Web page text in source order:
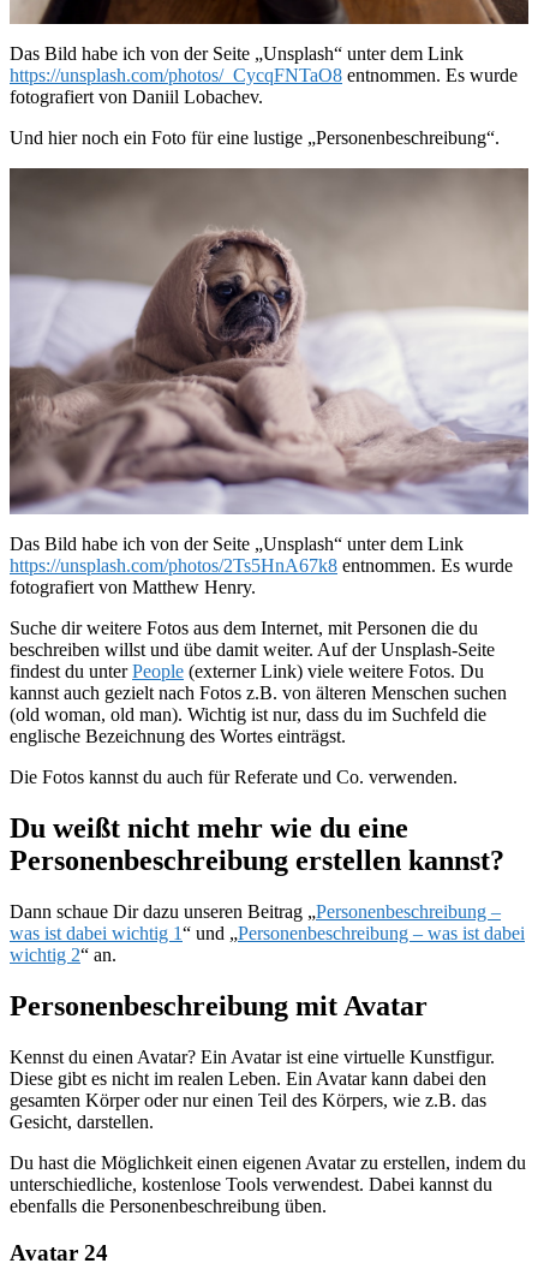
Das Bild habe ich von der Seite „Unsplash“ unter dem Link
https://unsplash.com/photos/_CycqFNTaO8 entnommen. Es wurde
fotografiert von Daniil Lobachev.
Und hier noch ein Foto für eine lustige „Personenbeschreibung“.
Das Bild habe ich von der Seite „Unsplash“ unter dem Link
https://unsplash.com/photos/2Ts5HnA67k8 entnommen. Es wurde
fotografiert von Matthew Henry.
Suche dir weitere Fotos aus dem Internet, mit Personen die du
beschreiben willst und übe damit weiter. Auf der Unsplash-Seite
findest du unterPeople (externer Link) viele weitere Fotos. Du
kannst auch gezielt nach Fotos z.B. von älteren Menschen suchen
(old woman, old man). Wichtig ist nur, dass du im Suchfeld die
englische Bezeichnung des Wortes einträgst.
Die Fotos kannst du auch für Referate und Co. verwenden.
Du weißt nicht mehr wie du eine
Personenbeschreibung erstellen kannst?
Dann schaue Dir dazu unseren Beitrag „Personenbeschreibung –
was ist dabei wichtig 1“ und „Personenbeschreibung – was ist dabei
wichtig 2“ an.
Personenbeschreibung mit Avatar
Kennst du einen Avatar? Ein Avatar ist eine virtuelle Kunstfigur.
Diese gibt es nicht im realen Leben. Ein Avatar kann dabei den
gesamten Körper oder nur einen Teil des Körpers, wie z.B. das
Gesicht, darstellen.
Du hast die Möglichkeit einen eigenen Avatar zu erstellen, indem du
unterschiedliche, kostenlose Tools verwendest. Dabei kannst du
ebenfalls die Personenbeschreibung üben.
Avatar 24